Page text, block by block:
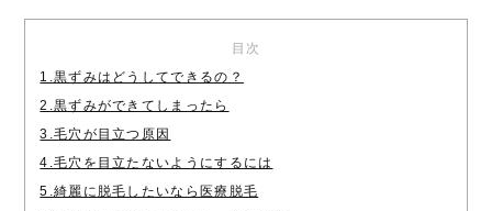
目次
1.黒ずみはどうしてできるの？
2.黒ずみができてしまったら
3.毛穴が目立つ原因
4.毛穴を目立たないようにするには
5.綺麗に脱毛したいなら医療脱毛